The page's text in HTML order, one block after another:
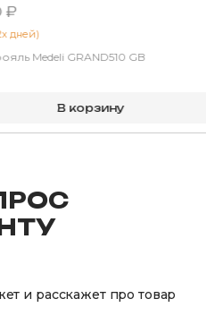
₽
дней)
Medeli GRAND510 GB
В корзину
и расскажет про товар